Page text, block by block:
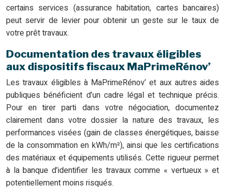
certains services (assurance habitation, cartes bancaires)
peut servir de levier pour obtenir un geste sur le taux de
votre prêt travaux.
Documentation des travaux éligibles
aux dispositifs fiscaux MaPrimeRénov’
Les travaux éligibles à MaPrimeRénov’ et aux autres aides
publiques bénéficient d’un cadre légal et technique précis.
Pour en tirer parti dans votre négociation, documentez
clairement dans votre dossier la nature des travaux, les
performances visées (gain de classes énergétiques, baisse
de la consommation en kWh/m²), ainsi que les certifications
des matériaux et équipements utilisés. Cette rigueur permet
à la banque d’identifier les travaux comme « vertueux » et
potentiellement moins risqués.